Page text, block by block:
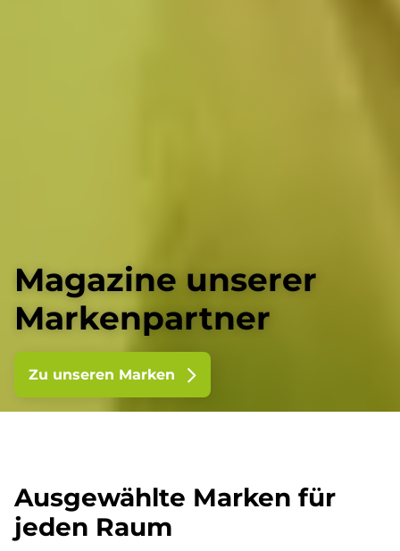
Magazine unserer
Markenpartner
Zu unseren Marken
Ausgewählte Marken für
jeden Raum